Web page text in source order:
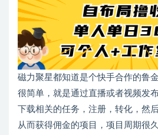
磁力聚星都知道是个快手合作的鲁
很简单，就是通过直播或者视频发
下载相关的任务，注册，转化，然
从而获得佣金的项目，项目周期很